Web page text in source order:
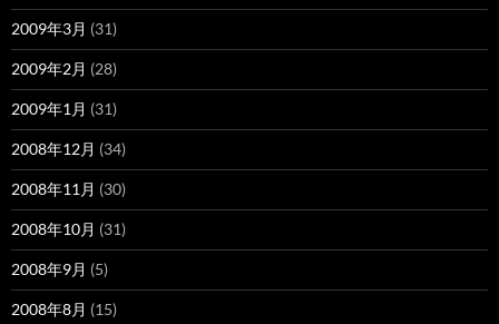
2009年3月 (31)
2009年2月 (28)
2009年1月 (31)
2008年12月 (34)
2008年11月 (30)
2008年10月 (31)
2008年9月 (5)
2008年8月 (15)